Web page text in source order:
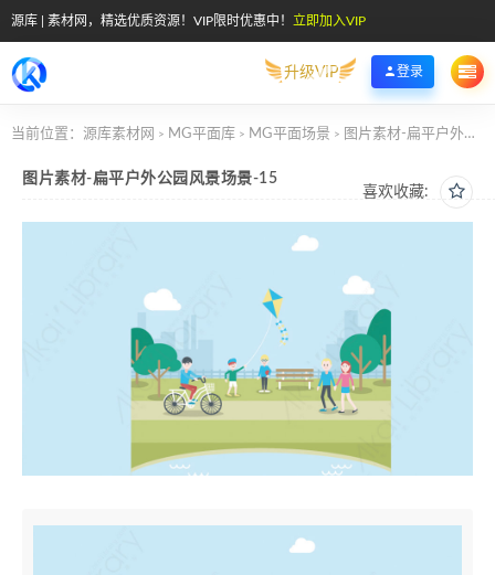
源库 | 素材网，精选优质资源！VIP限时优惠中！ 立即加入VIP
升级VIP 登录
当前位置： 源库素材网 > MG平面库 > MG平面场景 > 图片素材-扁平户外公园风景场景-15
喜欢收藏:
图片素材-扁平户外公园风景场景-15